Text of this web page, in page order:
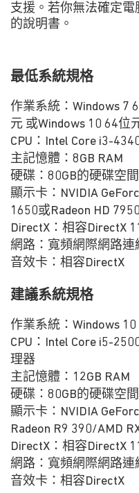
支援。若你無法確定
的說明書。
最低系統規格
作業系統：Windows 7
元 或Windows 10 64位
CPU：Intel Core i3-
主記憶體：8GB RAM
硬碟：80GB的硬碟空間
顯示卡：NVIDIA
1650或Radeon HD 7950
DirectX：相容DirectX
網路：寬頻網際網路連
音效卡：相容DirectX
建議系統規格
作業系統：Windows 10
CPU：Intel Core i5-
理器
主記憶體：12GB RAM
硬碟：80GB的硬碟空間
顯示卡：NVIDIA
Radeon R9 390/AMD
DirectX：相容DirectX
網路：寬頻網際網路連
音效卡：相容DirectX